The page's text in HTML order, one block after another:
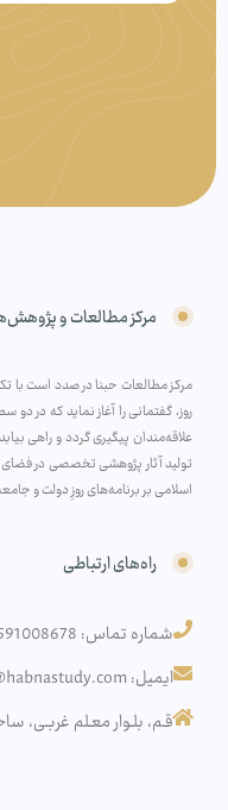
مرکز مطالعات و
مرکز مطالعات حبنا در صدد است با
روز، گفتمانی را آغاز نماید که
اسلامی بر برنامه‌های روزِ دولت و
راه‌های ارتباطی
شماره تماس: 02591008678
ایمیل: info@habnastudy.com
قـم، بلـوار معـلم غربـی،